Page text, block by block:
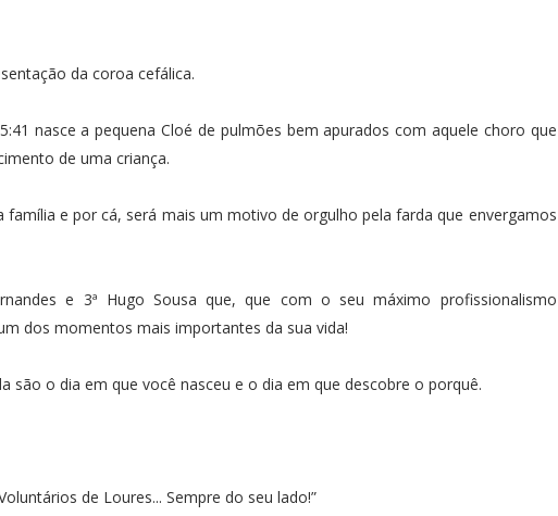
da coroa cefálica.
nasce a pequena Cloé de pulmões bem apurados com aquele choro que
de uma criança.
e por cá, será mais um motivo de orgulho pela farda que envergamos
e 3ª Hugo Sousa que, que com o seu máximo profissionalismo
dos momentos mais importantes da sua vida!
são o dia em que você nasceu e o dia em que descobre o porquê.
de Loures... Sempre do seu lado!”